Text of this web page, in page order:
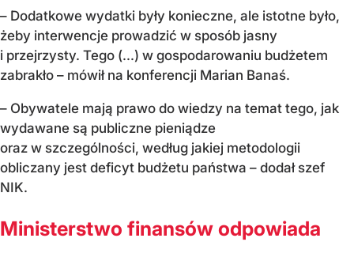
– Dodatkowe wydatki były konieczne, ale istotne było,
żeby interwencje prowadzić w sposób jasny
i przejrzysty. Tego (...) w gospodarowaniu budżetem
zabrakło – mówił na konferencji Marian Banaś.
– Obywatele mają prawo do wiedzy na temat tego, jak
wydawane są publiczne pieniądze
oraz w szczególności, według jakiej metodologii
obliczany jest deficyt budżetu państwa – dodał szef
NIK.
Ministerstwo finansów odpowiada